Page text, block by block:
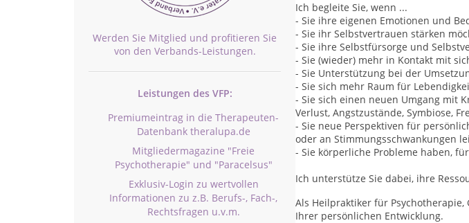
Werden Sie Mitglied und profitieren Sie
von den Verbands-Leistungen.
Leistungen des VFP:
Premiumeintrag in die Therapeuten-
Datenbank theralupa.de
Mitgliedermagazine "Freie
Psychotherapie" und "Paracelsus"
Exklusiv-Login zu wertvollen
Informationen zu z.B. Berufs-, Fach-,
Rechtsfragen u.v.m.
Ich begleite Sie, wenn ...
- Sie ihre eigenen Emotionen und
- Sie ihr Selbstvertrauen stärken
- Sie ihre Selbstfürsorge und
- Sie (wieder) mehr in Kontakt mit
- Sie Unterstützung bei der
- Sie sich mehr Raum für
- Sie sich einen neuen Umgang mit
Verlust, Angstzustände, Symbiose,
- Sie neue Perspektiven für
oder an Stimmungsschwankungen
- Sie körperliche Probleme haben,
Ich unterstütze Sie dabei, ihre
Als Heilpraktiker für
Ihrer persönlichen Entwicklung.